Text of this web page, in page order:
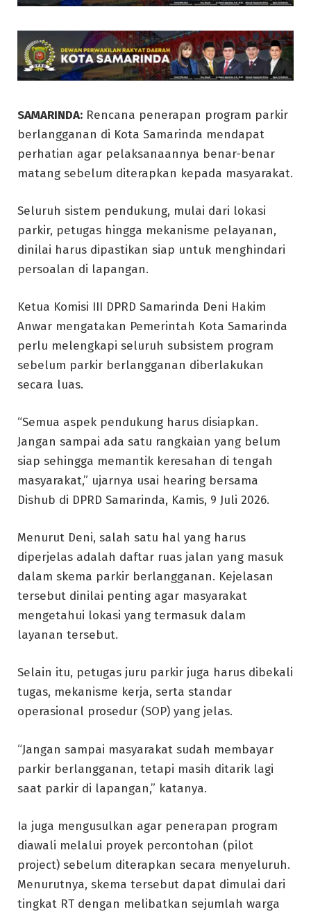
SAMARINDA: Rencana penerapan program parkir
berlangganan di Kota Samarinda mendapat
perhatian agar pelaksanaannya benar-benar
matang sebelum diterapkan kepada masyarakat.
Seluruh sistem pendukung, mulai dari lokasi
parkir, petugas hingga mekanisme pelayanan,
dinilai harus dipastikan siap untuk menghindari
persoalan di lapangan.
Ketua Komisi III DPRD Samarinda Deni Hakim
Anwar mengatakan Pemerintah Kota Samarinda
perlu melengkapi seluruh subsistem program
sebelum parkir berlangganan diberlakukan
secara luas.
“Semua aspek pendukung harus disiapkan.
Jangan sampai ada satu rangkaian yang belum
siap sehingga memantik keresahan di tengah
masyarakat,” ujarnya usai hearing bersama
Dishub di DPRD Samarinda, Kamis, 9 Juli 2026.
Menurut Deni, salah satu hal yang harus
diperjelas adalah daftar ruas jalan yang masuk
dalam skema parkir berlangganan. Kejelasan
tersebut dinilai penting agar masyarakat
mengetahui lokasi yang termasuk dalam
layanan tersebut.
Selain itu, petugas juru parkir juga harus dibekali
tugas, mekanisme kerja, serta standar
operasional prosedur (SOP) yang jelas.
“Jangan sampai masyarakat sudah membayar
parkir berlangganan, tetapi masih ditarik lagi
saat parkir di lapangan,” katanya.
Ia juga mengusulkan agar penerapan program
diawali melalui proyek percontohan (pilot
project) sebelum diterapkan secara menyeluruh.
Menurutnya, skema tersebut dapat dimulai dari
tingkat RT dengan melibatkan sejumlah warga